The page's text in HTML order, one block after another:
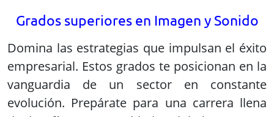
Grados superiores en Imagen y Sonido
Domina las estrategias que impulsan el éxito
empresarial. Estos grados te posicionan en la
vanguardia de un sector en constante
evolución. Prepárate para una carrera llena